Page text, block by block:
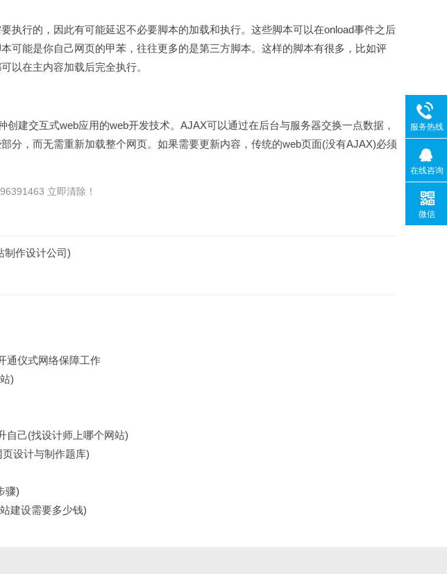
行的，因此有可能延迟不必要脚本的加载和执行。这些脚本可以在onload事件之后
可能是你自己网页的甲苯，往往更多的是第三方脚本。这样的脚本有很多，比如评
可以在主内容加载后完全执行。
建交互式web应用的web开发技术。AJAX可以通过在后台与服务器交换一点数据，
分，而无需重新加载整个网页。如果需要更新内容，传统的web页面(没有AJAX)必须
立即清除！
制作设计公司)
通仪式网络保障工作
)
自己(找设计师上哪个网站)
设计与制作题库)
骤)
建设需要多少钱)
服务热线
在线咨询
微信